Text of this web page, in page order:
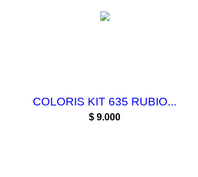
COLORIS KIT 635 RUBIO...
Precio
$ 9.000